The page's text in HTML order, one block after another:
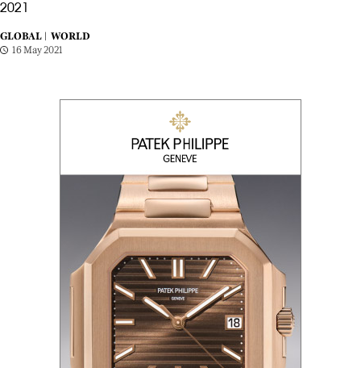
2021
GLOBAL |
WORLD
16 May 2021